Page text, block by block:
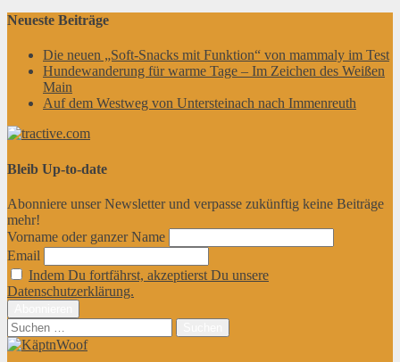
der
Neueste Beiträge
Die neuen „Soft-Snacks mit Funktion“ von mammaly im Test
Hundewanderung für warme Tage – Im Zeichen des Weißen
Main
Auf dem Westweg von Untersteinach nach Immenreuth
Bleib Up-to-date
Abonniere unser Newsletter und verpasse zukünftig keine Beiträge
mehr!
Vorname oder ganzer Name
Email
Indem Du fortfährst, akzeptierst Du unsere
Datenschutzerklärung.
Suchen
nach: